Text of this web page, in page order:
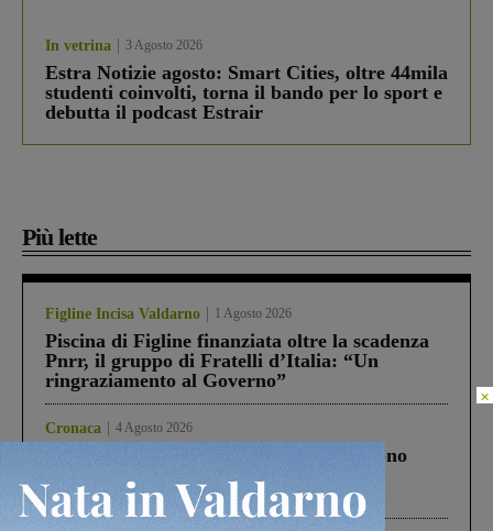
In vetrina 3 Agosto 2026
Estra Notizie agosto: Smart Cities, oltre 44mila
studenti coinvolti, torna il bando per lo sport e
debutta il podcast Estrair
Più lette
Figline Incisa Valdarno 1 Agosto 2026
Piscina di Figline finanziata oltre la scadenza
Pnrr, il gruppo di Fratelli d’Italia: “Un
ringraziamento al Governo”
Cronaca 4 Agosto 2026
Un anno fa la strage in A1 in cui morirono
Gianni, Giulia e Franco. Lo schianto, il
processo, lo stop ai sorpassi fra tir....
×